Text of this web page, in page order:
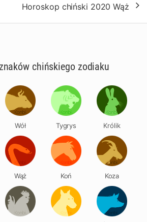
Horoskop chiński 2020 Wąż
chińskiego zodiaku
Wół Tygrys Królik
Wąż Koń Koza